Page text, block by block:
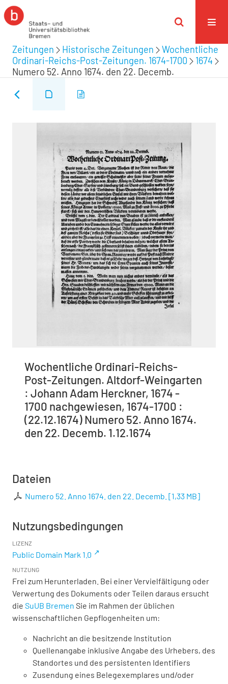
Zeitungen Historische Zeitungen
Wochentliche
Ordinari-Reichs-Post-Zeitungen. 1674-1700
1674
Numero 52. Anno 1674. den 22. Decemb.
Wochentliche Ordinari-Reichs-
Post-Zeitungen. Altdorf-Weingarten
: Johann Adam Herckner, 1674 -
1700 nachgewiesen, 1674-1700 :
(22.12.1674) Numero 52. Anno 1674.
den 22. Decemb. 1.12.1674
Dateien
Numero 52. Anno 1674. den 22. Decemb. [1,33 MB]
Nutzungsbedingungen
LIZENZ
Public Domain Mark 1.0
NUTZUNG
Frei zum Herunterladen. Bei einer Vervielfältigung oder
Verwertung des Dokuments oder Teilen daraus ersucht
die SuUB Bremen Sie im Rahmen der üblichen
wissenschaftlichen Gepflogenheiten um:
Nachricht an die besitzende Institution
Quellenangabe inklusive Angabe des Urhebers, des
Standortes und des persistenten Identifiers
Zusendung eines Belegexemplares und/oder